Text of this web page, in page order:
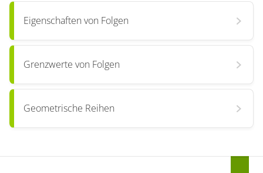
Eigenschaften von Folgen
Grenzwerte von Folgen
Geometrische Reihen